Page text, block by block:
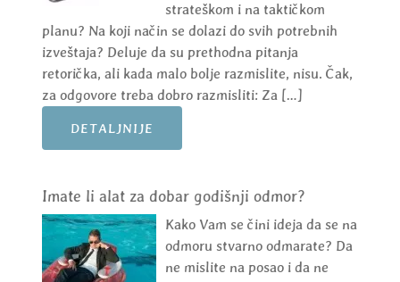
strateškom i na taktičkom
planu? Na koji način se dolazi do svih potrebnih
izveštaja? Deluje da su prethodna pitanja
retorička, ali kada malo bolje razmislite, nisu. Čak,
za odgovore treba dobro razmisliti: Za […]
DETALJNIJE
Imate li alat za dobar godišnji odmor?
Kako Vam se čini ideja da se na
odmoru stvarno odmarate? Da
ne mislite na posao i da ne